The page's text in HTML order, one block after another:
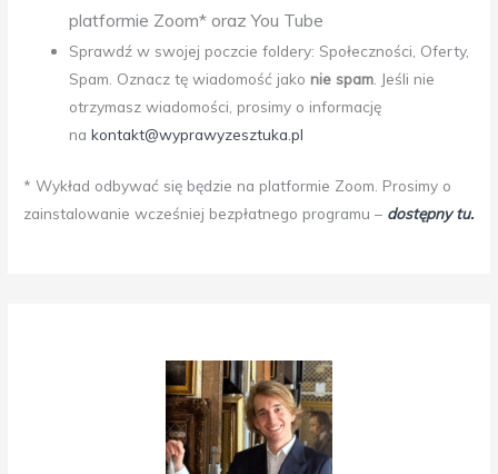
platformie Zoom* oraz You Tube
Sprawdź w swojej poczcie foldery: Społeczności, Oferty,
Spam. Oznacz tę wiadomość jako nie spam . Jeśli nie
otrzymasz wiadomości, prosimy o informację
nakontakt@wyprawyzesztuka.pl
* Wykład odbywać się będzie na platformie Zoom. Prosimy o
zainstalowanie wcześniej bezpłatnego programu – dostępny tu.